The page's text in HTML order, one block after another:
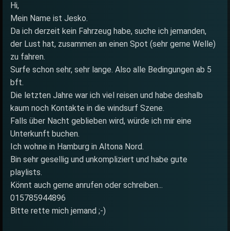
Hi,
Mein Name ist Jesko.
Da ich derzeit kein Fahrzeug habe, suche ich jemanden,
der Lust hat, zusammen an einen Spot (sehr gerne Welle)
zu fahren.
Surfe schon sehr, sehr lange. Also alle Bedingungen ab 5
bft.
Die letzten Jahre war ich viel reisen und habe deshalb
kaum noch Kontakte in die windsurf Szene.
Falls über Nacht geblieben wird, würde ich mir eine
Unterkunft buchen.
Ich wohne in Hamburg in Altona Nord.
Bin sehr gesellig und unkompliziert und habe gute
playlists.
Könnt auch gerne anrufen oder schreiben...
015785944896
Bitte rette mich jemand ;-)